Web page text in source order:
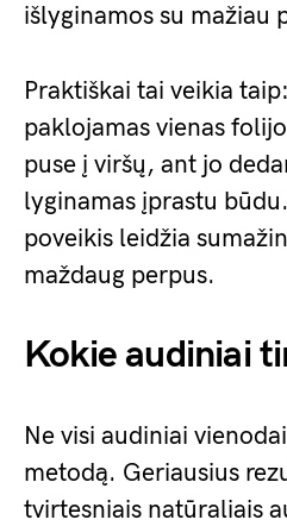
išlyginamos su mažiau
Praktiškai tai veikia
paklojamas vienas
puse į viršų, ant jo
lyginamas įprastu
poveikis leidžia
maždaug perpus.
Kokie audiniai
Ne visi audiniai
metodą. Geriausius
tvirtesniais natūraliais